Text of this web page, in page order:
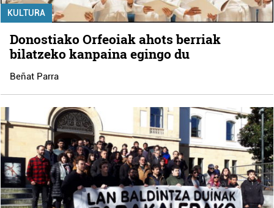
KULTURA
Donostiako Orfeoiak ahots berriak
bilatzeko kanpaina egingo du
Beñat Parra